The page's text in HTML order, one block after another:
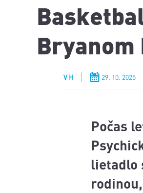
V H 29. 10. 2025
Počas
lietadlo